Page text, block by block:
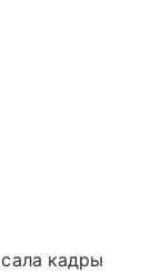
кадры